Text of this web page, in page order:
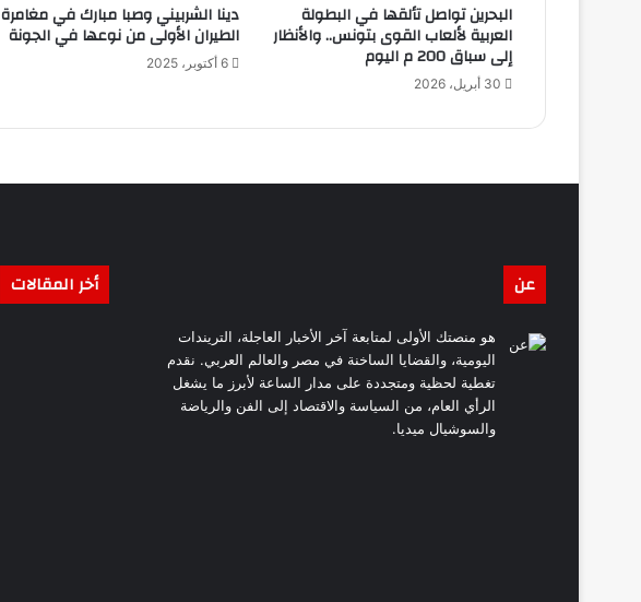
البحرين تواصل تألقها في البطولة
العربية لألعاب القوى بتونس.. والأنظار
إلى سباق 200 م اليوم
30 أبريل، 2026
دينا الشربيني وصبا مبارك في مغامرة
الطيران الأولى من نوعها في الجونة
6 أكتوبر، 2025
عن
هو منصتك الأولى لمتابعة آخر الأخبار العاجلة، التريندات
اليومية، والقضايا الساخنة في مصر والعالم العربي. نقدم
تغطية لحظية ومتجددة على مدار الساعة لأبرز ما يشغل
الرأي العام، من السياسة والاقتصاد إلى الفن والرياضة
والسوشيال ميديا.
أخر المقالات